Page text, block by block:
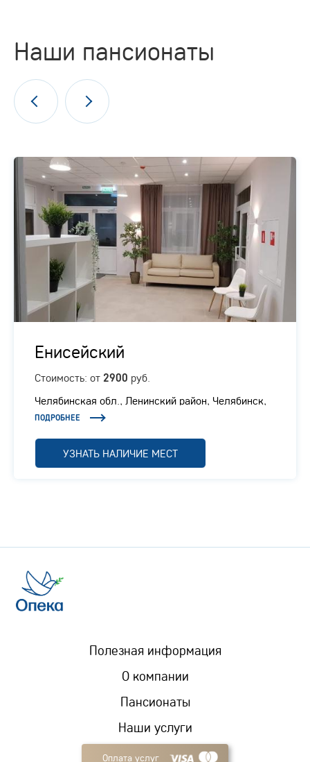
Наши пансионаты
Енисейский
Стоимость: от 2900 руб.
Челябинская обл., ​Ленинский район, Челябинск,
Енисейская, 6
ПОДРОБНЕЕ
УЗНАТЬ НАЛИЧИЕ МЕСТ
Пансионаты
Наши услуги
Полезная информация
О компании
Оплата услуг